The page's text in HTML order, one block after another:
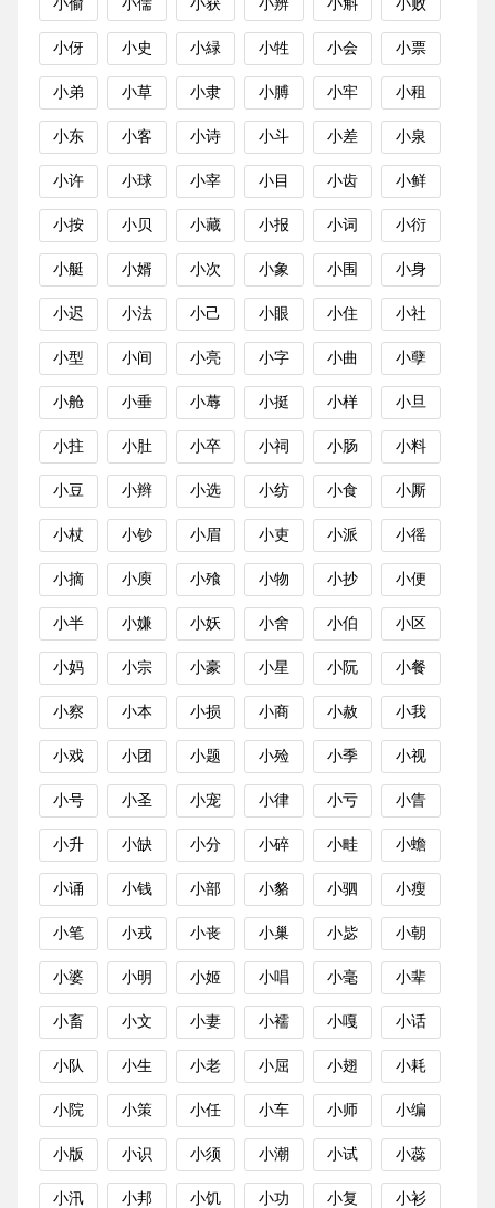
小偷 小儒 小获 小辨 小斛 小败
小伢 小史 小緑 小牲 小会 小票
小弟 小草 小隶 小膊 小牢 小租
小东 小客 小诗 小斗 小差 小泉
小许 小球 小宰 小目 小齿 小鲜
小按 小贝 小藏 小报 小词 小衍
小艇 小婿 小次 小象 小围 小身
小迟 小法 小己 小眼 小住 小社
小型 小间 小亮 小字 小曲 小孽
小舱 小垂 小蓐 小挺 小样 小旦
小拄 小肚 小卒 小祠 小肠 小料
小豆 小辫 小选 小纺 小食 小厮
小杖 小钞 小眉 小吏 小派 小徭
小摘 小庾 小飱 小物 小抄 小便
小半 小嫌 小妖 小舍 小伯 小区
小妈 小宗 小豪 小星 小阮 小餐
小察 小本 小损 小商 小赦 小我
小戏 小团 小题 小殓 小季 小视
小号 小圣 小宠 小律 小亏 小眚
小升 小缺 小分 小碎 小畦 小蟾
小诵 小钱 小部 小貉 小驷 小瘦
小笔 小戎 小丧 小巢 小毖 小朝
小婆 小明 小姬 小唱 小毫 小辈
小畜 小文 小妻 小襦 小嘎 小话
小队 小生 小老 小屈 小翅 小耗
小院 小策 小任 小车 小师 小编
小版 小识 小须 小潮 小试 小蕊
小汛 小邦 小饥 小功 小复 小衫